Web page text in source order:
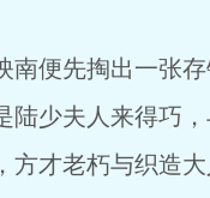
便先掏出一张存
陆少夫人来得巧
方才老朽与织造